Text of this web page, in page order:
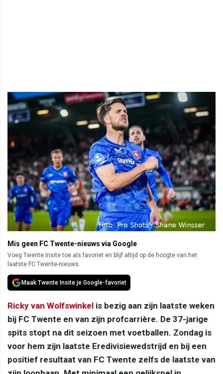
Mis geen FC Twente-nieuws via Google
Voeg Twente Insite toe als favoriet en blijf altijd op de hoogte van het
laatste FC Twente-nieuws.
Maak Twente Insite je Google-favoriet
Ricky van Wolfswinkel is bezig aan zijn laatste weken
bij FC Twente en van zijn profcarrière. De 37-jarige
spits stopt na dit seizoen met voetballen. Zondag is
voor hem zijn laatste Eredivisiewedstrijd en bij een
positief resultaat van FC Twente zelfs de laatste van